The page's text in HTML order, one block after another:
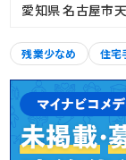
愛知県 名古屋市
残業少なめ 住宅